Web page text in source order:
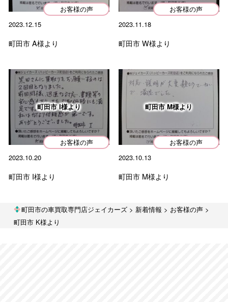
お客様の声
2023.12.15
町田市 A様より
お客様の声
2023.11.18
町田市 W様より
町田市 I様より
お客様の声
2023.10.20
町田市 I様より
町田市 M様より
お客様の声
2023.10.13
町田市 M様より
町田市の車買取専門店ジェイカーズ > 新着情報 > お客様の声 >
町田市 K様より
Categorie
人気コラム
お役立ちコラム
お客様の声
中古車販売
ブログ
お知らせ
過去の投稿